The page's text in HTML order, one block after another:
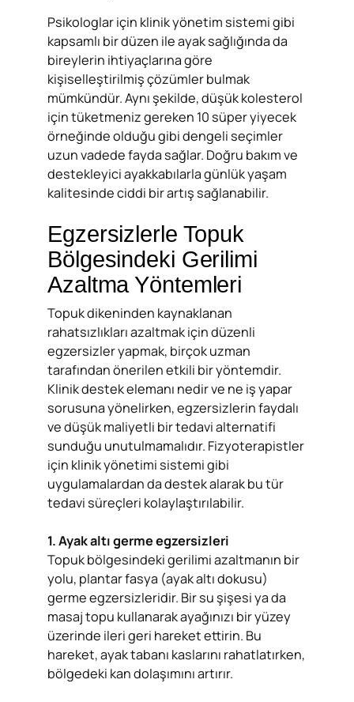
Psikologlar için klinik yönetim sistemi gibi
kapsamlı bir düzen ile ayak sağlığında da
bireylerin ihtiyaçlarına göre
kişiselleştirilmiş çözümler bulmak
mümkündür. Aynı şekilde, düşük kolesterol
için tüketmeniz gereken 10 süper yiyecek
örneğinde olduğu gibi dengeli seçimler
uzun vadede fayda sağlar. Doğru bakım ve
destekleyici ayakkabılarla günlük yaşam
kalitesinde ciddi bir artış sağlanabilir.
Egzersizlerle Topuk
Bölgesindeki Gerilimi
Azaltma Yöntemleri
Topuk dikeninden kaynaklanan
rahatsızlıkları azaltmak için düzenli
egzersizler yapmak, birçok uzman
tarafından önerilen etkili bir yöntemdir.
Klinik destek elemanı nedir ve ne iş yapar
sorusuna yönelirken, egzersizlerin faydalı
ve düşük maliyetli bir tedavi alternatifi
sunduğu unutulmamalıdır. Fizyoterapistler
için klinik yönetimi sistemi gibi
uygulamalardan da destek alarak bu tür
tedavi süreçleri kolaylaştırılabilir.
1. Ayak altı germe egzersizleri
Topuk bölgesindeki gerilimi azaltmanın bir
yolu, plantar fasya (ayak altı dokusu)
germe egzersizleridir. Bir su şişesi ya da
masaj topu kullanarak ayağınızı bir yüzey
üzerinde ileri geri hareket ettirin. Bu
hareket, ayak tabanı kaslarını rahatlatırken,
bölgedeki kan dolaşımını artırır.